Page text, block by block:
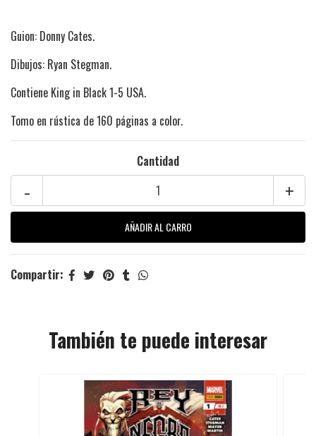
Guion: Donny Cates.
Dibujos: Ryan Stegman.
Contiene King in Black 1-5 USA.
Tomo en rústica de 160 páginas a color.
Cantidad
+
-
Compartir:
También te puede interesar